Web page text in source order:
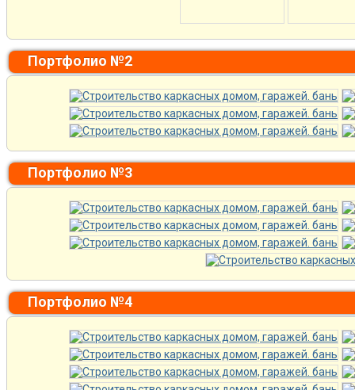
Портфолио №2
Портфолио №3
Портфолио №4